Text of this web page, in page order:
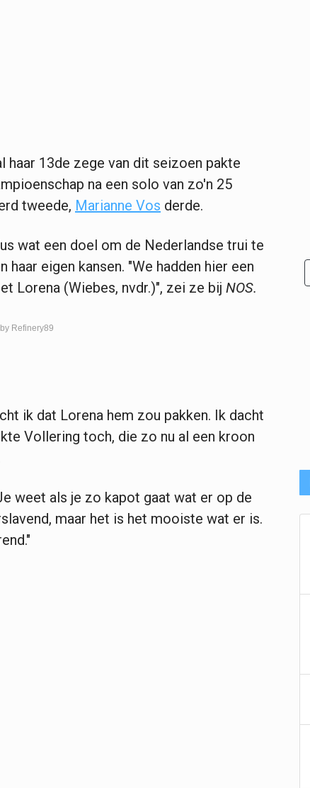
haar 13de zege van dit seizoen pakte
na een solo van zo'n 25
tweede, Marianne Vos derde.
wat een doel om de Nederlandse trui te
eigen kansen. "We hadden hier een
Lorena (Wiebes, nvdr.)", zei ze bij NOS.
Refinery89
ik dat Lorena hem zou pakken. Ik dacht
Vollering toch, die zo nu al een kroon
weet als je zo kapot gaat wat er op de
maar het is het mooiste wat er is.